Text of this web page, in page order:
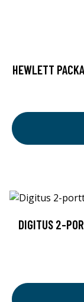
HEWLETT
DIGITUS 2-